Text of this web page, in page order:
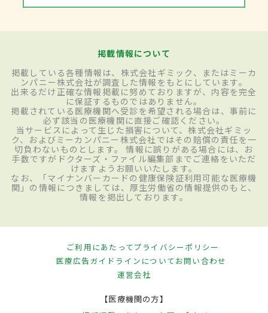
掲載情報について
掲載している各種情報は、株式会社ギミック、またはミーカ
ンパニー株式会社が調査した情報をもとにしています。
出来るだけ正確な情報掲載に努めておりますが、内容を完全
に保証するものではありません。
掲載されている医療機関へ受診を希望される場合は、事前に
必ず該当の医療機関に直接ご確認ください。
当サービスによって生じた損害について、株式会社ギミッ
ク、およびミーカンパニー株式会社ではその賠償の責任を一
切負わないものとします。 情報に誤りがある場合には、お
手数ですがドクターズ・ファイル編集部までご連絡をいただ
けますようお願いいたします。
なお、「マイナンバーカードの健康保険証利用可能な医療機
関」の情報につきましては、厚生労働省の情報提供のもと、
情報を掲出しております。
ご利用にあたってプライバシーポリシー
医療広告ガイドラインについてお問い合わせ
運営会社
【医療機関の方】